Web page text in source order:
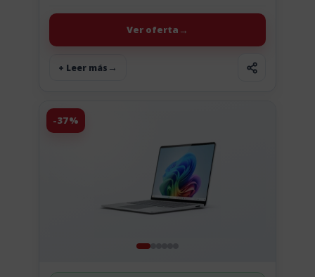
pantalla...
+ Leer más
Ver oferta
-37%